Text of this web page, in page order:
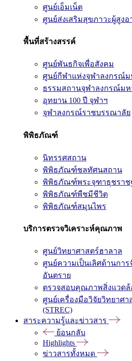
ศูนย์เอ็มเน็ต
ศูนย์ส่งเสริมสุขภาวะผู้สูงอ
พื้นที่สร้างสรรค์
ศูนย์พันธกิจเพื่อสังคม
ศูนย์กีฬาแห่งจุฬาลงกรณ์ม
ธรรมสถานจุฬาลงกรณ์มห
อุทยาน 100 ปี จุฬาฯ
จุฬาลงกรณ์ราชบรรณาลัย
พิพิธภัณฑ์
นิทรรศสถาน
พิพิธภัณฑ์ชลทัศนสถาน
พิพิธภัณฑ์พระจุฑาธุชราช
พิพิธภัณฑ์พืชมีชีวิต
พิพิธภัณฑ์สมุนไพร
บริการตรวจวิเคราะห์คุณภาพ
ศูนย์วิทยาศาสตร์ฮาลาล
ศูนย์ความเป็นเลิศด้านการ
อันตราย
ตรวจสอบคุณภาพสิ่งแวดล้
ศูนย์เครื่องมือวิจัยวิทยาศ
(STREC)
สาระความรู้และข่าวสาร
ย้อนกลับ
Highlights
ข่าวสารทั้งหมด